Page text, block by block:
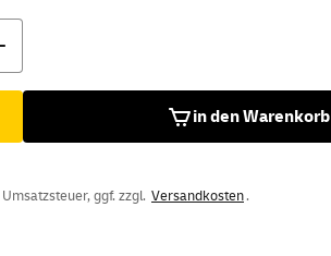
in den Warenkorb
ggf. zzgl. Versandkosten.